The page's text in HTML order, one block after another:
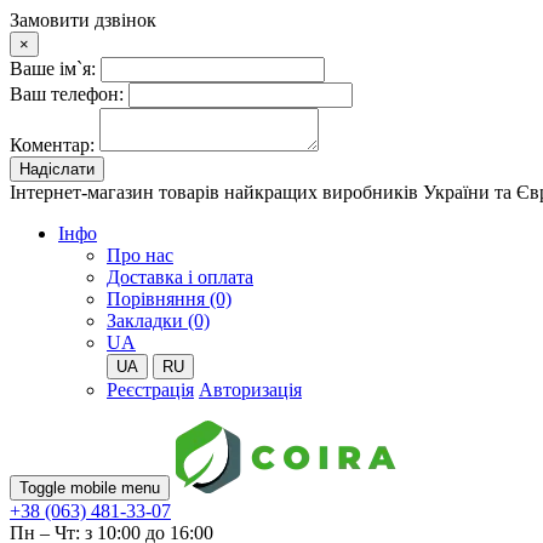
Замовити дзвінок
×
Ваше ім`я:
Ваш телефон:
Коментар:
Надіслати
Інтернет-магазин товарів найкращих виробників України та
Iнфо
Про нас
Доставка і оплата
Порівняння (0)
Закладки (0)
UA
UA RU
Реєстрація Авторизація
Toggle mobile menu
+38 (063) 481-33-07
Пн – Чт: з 10:00 до 16:00